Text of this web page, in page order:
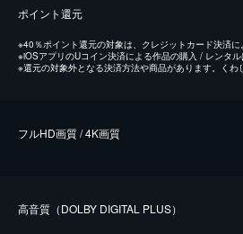
ポイント還元
※40％ポイント還元の対象は、クレジットカード決済に
※iOSアプリのUコイン決済による作品の購入 / レンタル
※還元の対象外となる決済方法や商品があります。くわ
フルHD画質 / 4K画質
⾼⾳質（DOLBY DIGITAL PLUS）